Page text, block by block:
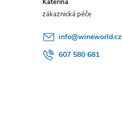
Kateřina
info@wineworld.cz
607 580 681